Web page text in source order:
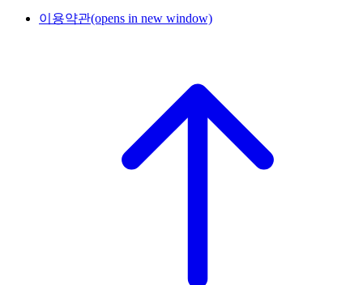
이용약관(opens in new window)